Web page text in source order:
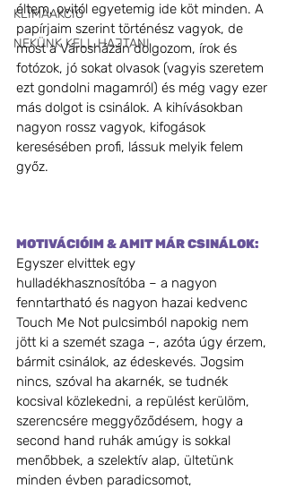
KLÍMAAKCIÓ
NEKÜNK KELL HAJTANI
éltem, ovitól egyetemig ide köt minden. A
papírjaim szerint történész vagyok, de
most a Városházán dolgozom, írok és
fotózok, jó sokat olvasok (vagyis szeretem
ezt gondolni magamról) és még vagy ezer
más dolgot is csinálok. A kihívásokban
nagyon rossz vagyok, kifogások
keresésében profi, lássuk melyik felem
győz.
MOTIVÁCIÓIM & AMIT MÁR CSINÁLOK:
Egyszer elvittek egy
hulladékhasznosítóba – a nagyon
fenntartható és nagyon hazai kedvenc
Touch Me Not pulcsimból napokig nem
jött ki a szemét szaga –, azóta úgy érzem,
bármit csinálok, az édeskevés. Jogsim
nincs, szóval ha akarnék, se tudnék
kocsival közlekedni, a repülést kerülöm,
szerencsére meggyőződésem, hogy a
second hand ruhák amúgy is sokkal
menőbbek, a szelektív alap, ültetünk
minden évben paradicsomot,